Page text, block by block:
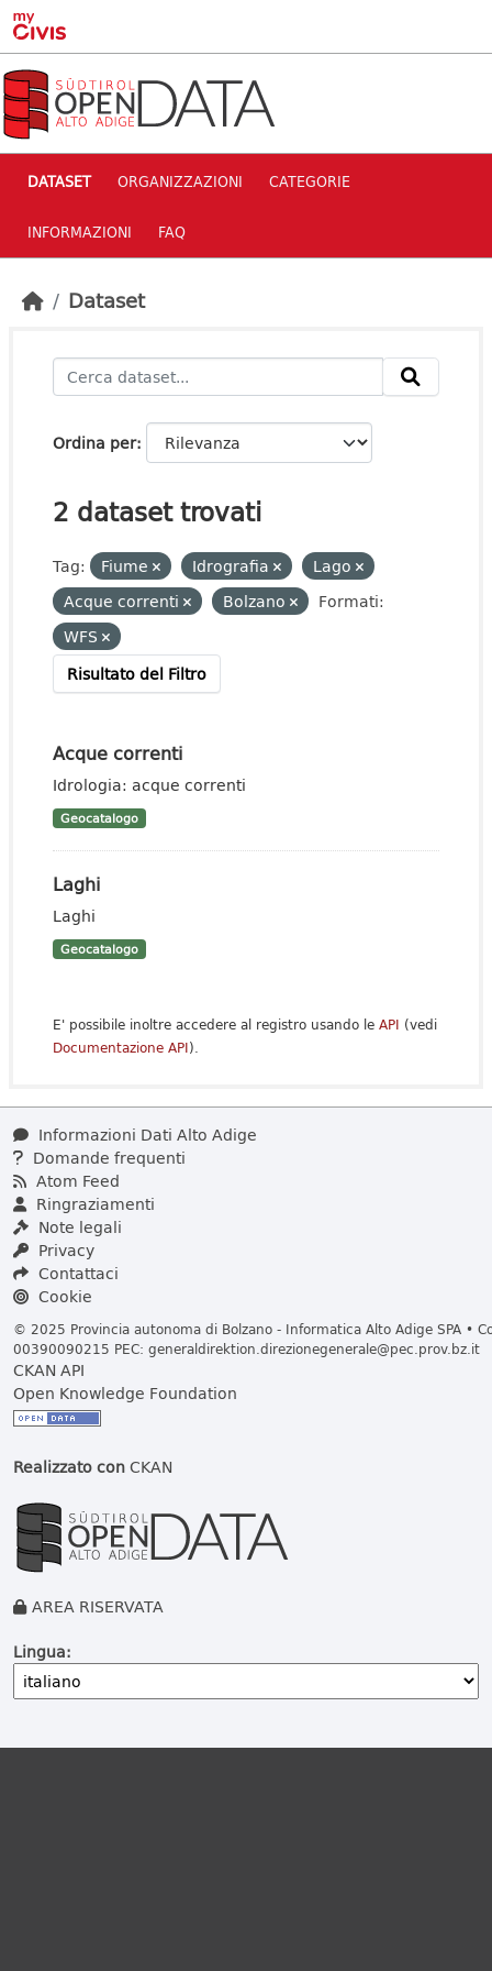
Skip to main content
DATASET ORGANIZZAZIONI CATEGORIE
INFORMAZIONI FAQ
Dataset
Ordina per
2 dataset trovati
Tag: Fiume Idrografia
Lago
Acque correnti
Bolzano
Formati:
WFS
Risultato del Filtro
Acque correnti
Idrologia: acque correnti
Geocatalogo
Laghi
Laghi
Geocatalogo
E' possibile inoltre accedere al registro usando le API (vedi
Documentazione API).
Informazioni Dati Alto Adige
Domande frequenti
Atom Feed
Ringraziamenti
Note legali
Privacy
Contattaci
Cookie
© 2025 Provincia autonoma di Bolzano - Informatica Alto Adige SPA •
00390090215 PEC: generaldirektion.direzionegenerale@pec.prov.bz.it
CKAN API
Open Knowledge Foundation
Realizzato conCKAN
AREA RISERVATA
Lingua